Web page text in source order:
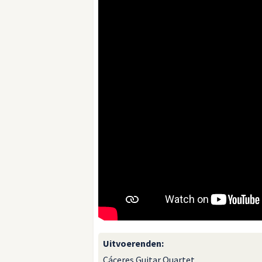
Uitvoerenden: